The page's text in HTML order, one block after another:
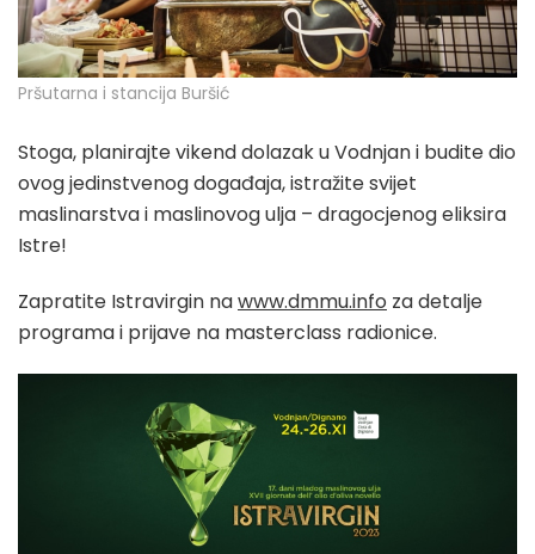
Pršutarna i stancija Buršić
Stoga, planirajte vikend dolazak u Vodnjan i budite dio
ovog jedinstvenog događaja, istražite svijet
maslinarstva i maslinovog ulja – dragocjenog eliksira
Istre!
Zapratite Istravirgin nawww.dmmu.info za detalje
programa i prijave na masterclass radionice.